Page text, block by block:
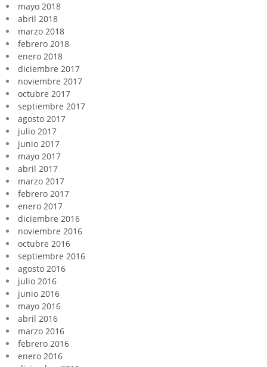
mayo 2018
abril 2018
marzo 2018
febrero 2018
enero 2018
diciembre 2017
noviembre 2017
octubre 2017
septiembre 2017
agosto 2017
julio 2017
junio 2017
mayo 2017
abril 2017
marzo 2017
febrero 2017
enero 2017
diciembre 2016
noviembre 2016
octubre 2016
septiembre 2016
agosto 2016
julio 2016
junio 2016
mayo 2016
abril 2016
marzo 2016
febrero 2016
enero 2016